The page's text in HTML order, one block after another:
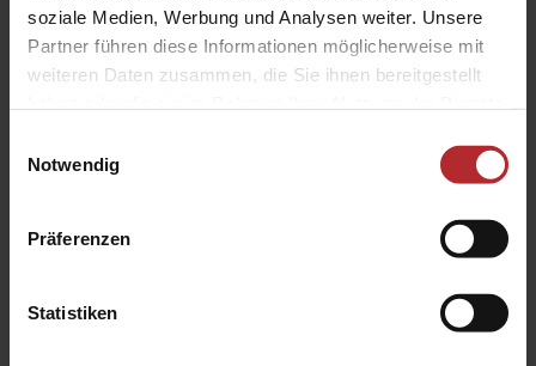
soziale Medien, Werbung und Analysen weiter. Unsere
Partner führen diese Informationen möglicherweise mit
weiteren Daten zusammen, die Sie ihnen bereitgestellt
Notwendig
Präferenzen
Statistiken
Farben & Stoffe